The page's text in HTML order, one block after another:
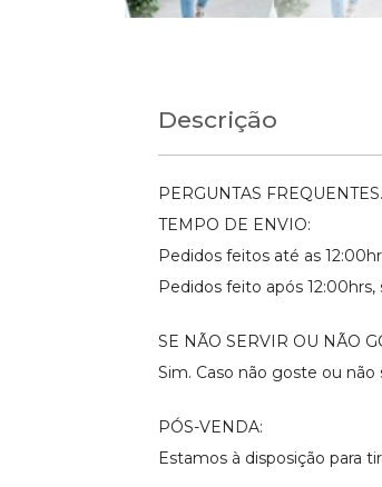
Descrição
PERGUNTAS FREQUENTES.
TEMPO DE ENVIO:
Pedidos feitos até as
Pedidos feito após
SE NÃO SERVIR OU NÃO
Sim. Caso não goste ou
PÓS-VENDA:
Estamos à disposição para